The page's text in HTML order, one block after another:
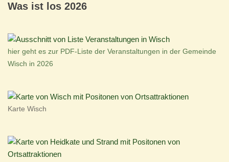
Was ist los 2026
hier geht es zur PDF-Liste der Veranstaltungen in der Gemeinde
Wisch in 2026
Karte Wisch